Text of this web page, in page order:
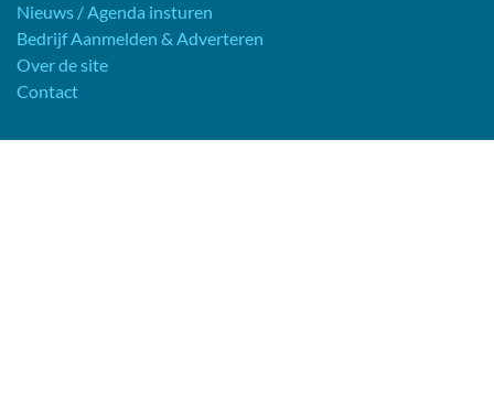
Nieuws / Agenda insturen
Bedrijf Aanmelden & Adverteren
Over de site
Contact